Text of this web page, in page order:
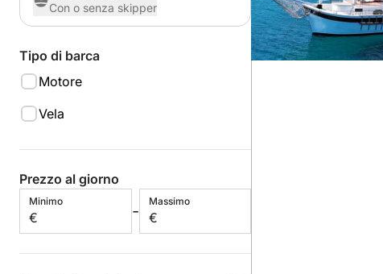
Con o senza skipper
Tipo di barca
Motore
Vela
Prezzo al giorno
Minimo
€ -
Massimo
€